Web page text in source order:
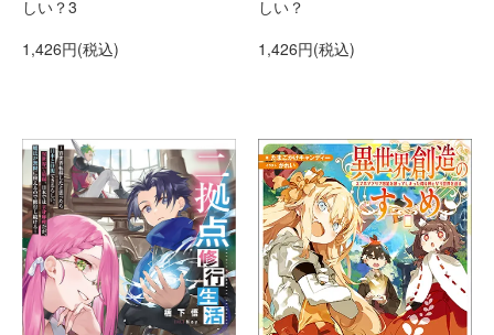
しい？3
1,426円(税込)
しい？
1,426円(税込)